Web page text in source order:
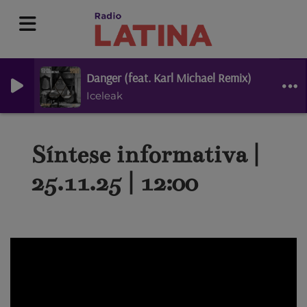
Danger (feat. Karl Michael Remix)
Iceleak
Síntese informativa |
25.11.25 | 12:00